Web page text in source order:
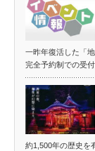
一昨年復活した「
完全予約制での受
約1,500年の歴史を